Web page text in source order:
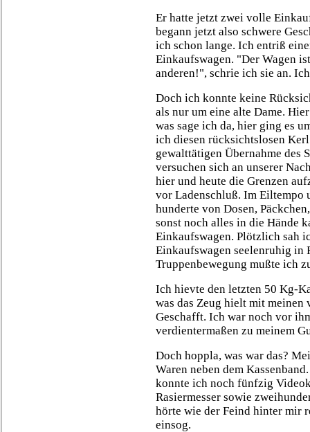
Er hatte jetzt zwei volle
begann jetzt also schwere
ich schon lange. Ich entriß
Einkaufswagen. "Der Wagen
anderen!", schrie ich sie an.
Doch ich konnte keine
als nur um eine alte Dame.
was sage ich da, hier ging es
ich diesen rücksichtslosen
gewalttätigen Übernahme des
versuchen sich an unserer
hier und heute die Grenzen
vor Ladenschluß. Im Eiltempo
hunderte von Dosen,
sonst noch alles in die Hände
Einkaufswagen. Plötzlich sah
Einkaufswagen seelenruhig in
Truppenbewegung mußte ich
Ich hievte den letzten 50 Kg-
was das Zeug hielt mit meinen
Geschafft. Ich war noch vor
verdientermaßen zu meinem
Doch hoppla, was war das?
Waren neben dem
konnte ich noch fünfzig
Rasiermesser sowie
hörte wie der Feind hinter mir
einsog.